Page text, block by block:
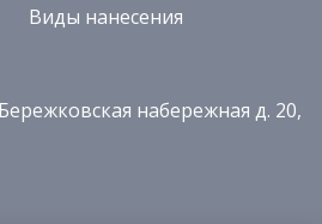
Виды нанесения
набережная д. 20,